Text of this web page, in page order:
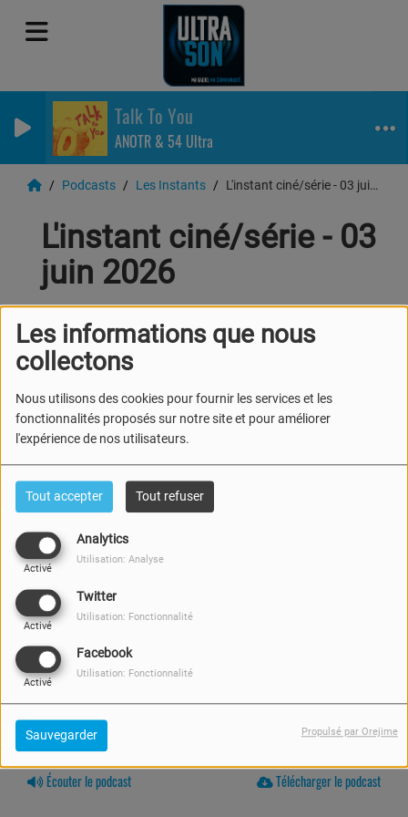
Les informations que nous
collectons
Nous utilisons des cookies pour fournir les services et les
fonctionnalités proposés sur notre site et pour améliorer
l'expérience de nos utilisateurs.
Tout accepter Tout refuser
Analytics
Activé
Utilisation: Analyse
Twitter
Activé
Utilisation: Fonctionnalité
Facebook
Activé
Utilisation: Fonctionnalité
Sauvegarder Propulsé par Orejime
Talk To You
ANOTR & 54 Ultra
Podcasts Les Instants L'instant ciné/série - 03 juin 2026
L'instant ciné/série - 03
juin 2026
03 JUIN 2026 -
Écouter le podcast Télécharger le podcast